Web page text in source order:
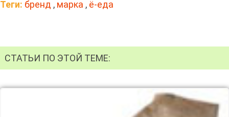
Теги: бренд , марка , ё-еда
СТАТЬИ ПО ЭТОЙ ТЕМЕ: